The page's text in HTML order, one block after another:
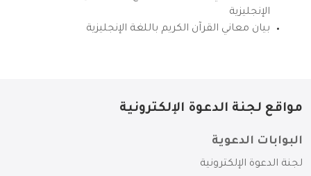
الإنجليزية
بيان معاني القرآن الكريم باللغة الإنجليزية
مواقع لجنة الدعوة الإلكترونية
البوابات الدعوية
لجنة الدعوة الإلكترونية